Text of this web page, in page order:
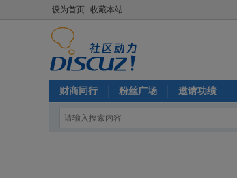
设为首页 收藏本站
财商同行 粉丝广场 邀请功绩